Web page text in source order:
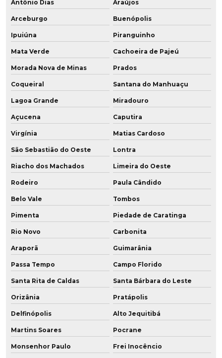
Antônio Dias Araújos
Arceburgo Buenópolis
Ipuiúna Piranguinho
Mata Verde Cachoeira de Pajeú
Morada Nova de Minas Prados
Coqueiral Santana do Manhuaçu
Lagoa Grande Miradouro
Açucena Caputira
Virgínia Matias Cardoso
São Sebastião do Oeste Lontra
Riacho dos Machados Limeira do Oeste
Rodeiro Paula Cândido
Belo Vale Tombos
Pimenta Piedade de Caratinga
Rio Novo Carbonita
Araporã Guimarânia
Passa Tempo Campo Florido
Santa Rita de Caldas Santa Bárbara do Leste
Orizânia Pratápolis
Delfinópolis Alto Jequitibá
Martins Soares Pocrane
Monsenhor Paulo Frei Inocêncio